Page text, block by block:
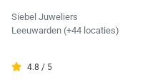
Siebel Juweliers
Leeuwarden (+44 locaties)
4.8 / 5